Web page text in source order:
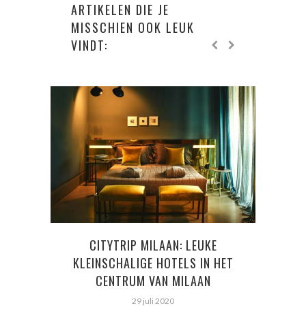
ARTIKELEN DIE JE
MISSCHIEN OOK LEUK
VINDT:
CITYTRIP MILAAN: LEUKE
KLEINSCHALIGE HOTELS IN HET
CENTRUM VAN MILAAN
29 juli 2020